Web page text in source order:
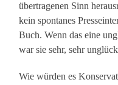
übertragenen Sinn
kein spontanes
Buch. Wenn das eine
war sie sehr, sehr
Wie würden es